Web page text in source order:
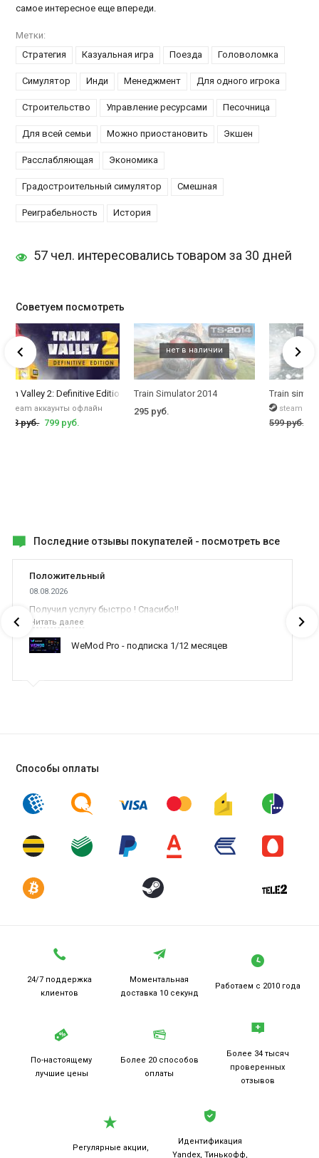
самое интересное еще впереди.
Метки:
Стратегия
Казуальная игра Поезда Головоломка
Симулятор Инди Менеджмент Для одного игрока
Строительство Управление ресурсами Песочница
Для всей семьи Можно приостановить Экшен
Расслабляющая Экономика
Градостроительный симулятор Смешная
Реиграбельность История
57 чел. интересовались товаром за 30 дней
Советуем посмотреть
Valley 2: Definitive Edition + DLC The Pandeia Project, Workshop Gems
steam аккаунты офлайн
руб. 799 руб.
Train Simulator 2014
295 руб.
Train
steam
599 руб.
Последние отзывы покупателей - посмотреть все
Положительный
08.08.2026
Получил услугу быстро ! Спасибо!!
Читать далее
WeMod Pro - подписка 1/12 месяцев
Способы оплаты
24/7 поддержка
клиентов
Моментальная
доставка 10 секунд
Работаем с 2010 года
По-настоящему
лучшие цены
Более 20 способов
оплаты
Более 34 тысяч
проверенных
отзывов
Регулярные акции,
Идентификация
Yandex, Тинькофф,